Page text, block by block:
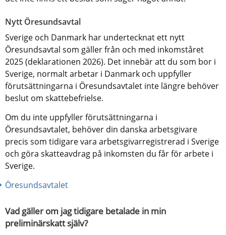
Nytt Öresundsavtal
Sverige och Danmark har undertecknat ett nytt
Öresundsavtal som gäller från och med inkomståret
2025 (deklarationen 2026). Det innebär att du som bor i
Sverige, normalt arbetar i Danmark och uppfyller
förutsättningarna i Öresundsavtalet inte längre behöver
beslut om skattebefrielse.
Om du inte uppfyller förutsättningarna i
Öresundsavtalet, behöver din danska arbetsgivare
precis som tidigare vara arbetsgivarregistrerad i Sverige
och göra skatteavdrag på inkomsten du får för arbete i
Sverige.
Öresundsavtalet
Vad gäller om jag tidigare betalade in min
preliminärskatt själv?